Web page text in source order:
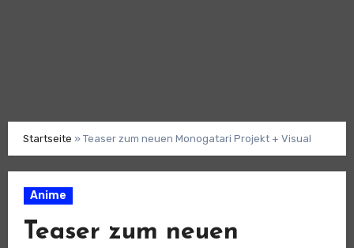
Startseite » Teaser zum neuen Monogatari Projekt + Visual
Anime
Teaser zum neuen